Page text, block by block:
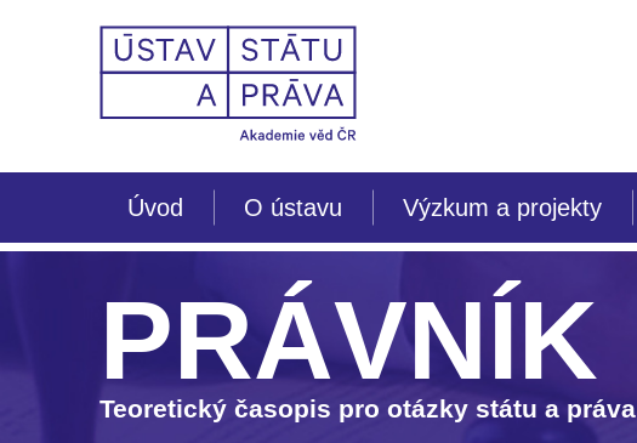
Úvod O ústavu Výzkum a projekty
PRÁVNÍK
Teoretický časopis pro otázky státu a práva